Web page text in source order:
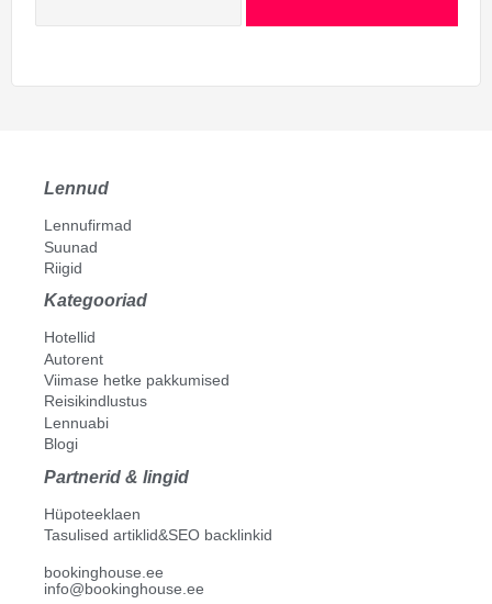
Lennud
Lennufirmad
Suunad
Riigid
Kategooriad
Hotellid
Autorent
Viimase hetke pakkumised
Reisikindlustus
Lennuabi
Blogi
Partnerid & lingid
Hüpoteeklaen
Tasulised artiklid&SEO backlinkid
bookinghouse.ee
info@bookinghouse.ee